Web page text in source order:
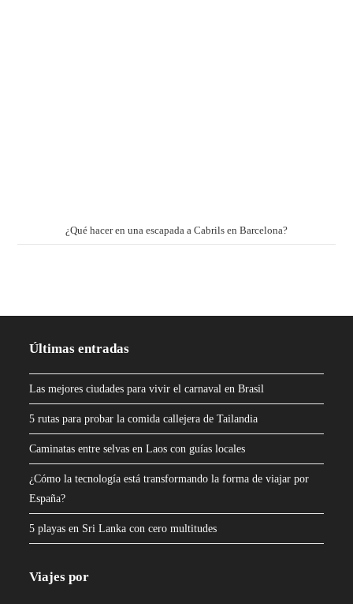
¿Qué hacer en una escapada a Cabrils en Barcelona?
Últimas entradas
Las mejores ciudades para vivir el carnaval en Brasil
5 rutas para probar la comida callejera de Tailandia
Caminatas entre selvas en Laos con guías locales
¿Cómo la tecnología está transformando la forma de viajar por
España?
5 playas en Sri Lanka con cero multitudes
Viajes por